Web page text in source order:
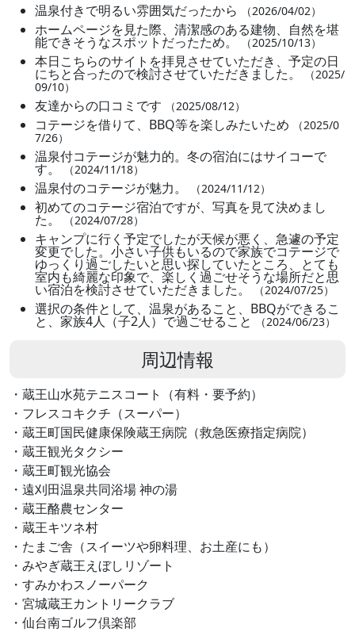
温泉付きで明るい雰囲気だったから （2026/04/02）
ホームページを見た際、清潔感のある建物、自然を堪
能できそうなスポットだったため。 （2025/10/13）
本日こちらのサイトを拝見させていただき、予定の日
にちと合ったので検討させていただきました。 （2025/
09/10）
友達からの口コミです （2025/08/12）
コテージを借りて、BBQ等を楽しみたいため
（2025/0
7/26）
温泉付コテージが魅力的。冬の宿泊にはサイコーで
す。 （2024/11/18）
温泉付のコテージが魅力。 （2024/11/12）
初めてのコテージ宿泊ですが、写真を見て決めまし
た。 （2024/07/28）
キャンプに行く予定でしたが天候が悪く、急遽の予定
変更でした。小さい子供もいるので家族でコテージで
ゆっくり過ごしたいと思い探していたところ、とても
室内も綺麗な印象で、楽しく過ごせそうな場所だと思
い宿泊を検討させていただきました。 （2024/07/25）
選択の条件として、温泉があること、BBQができるこ
と、家族4人（子2人）で過ごせること （2024/06/23）
周辺情報
・蔵王山水苑テニスコート（有料・要予約）
・フレスコキクチ（スーパー）
・蔵王町国民健康保険蔵王病院（救急医療指定病院）
・蔵王観光タクシー
・蔵王町観光協会
・遠刈田温泉共同浴場 神の湯
・蔵王酪農センター
・蔵王キツネ村
・たまご舎（スイーツや卵料理、お土産にも）
・みやぎ蔵王えぼしリゾート
・すみかわスノーパーク
・宮城蔵王カントリークラブ
・仙台南ゴルフ倶楽部